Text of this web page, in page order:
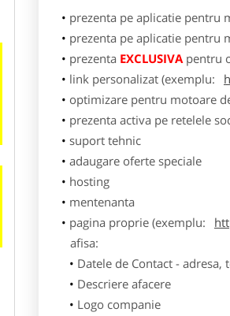
prezenta pe aplicatie pentru
prezenta pe aplicatie pentru
prezenta EXCLUSIVApentru
link personalizat (exemplu:
optimizare pentru motoare
prezenta activa pe retelele
suport tehnic
adaugare oferte speciale
hosting
mentenanta
pagina proprie (exemplu:
afisa:
Datele de Contact -
Descriere afacere
Logo companie